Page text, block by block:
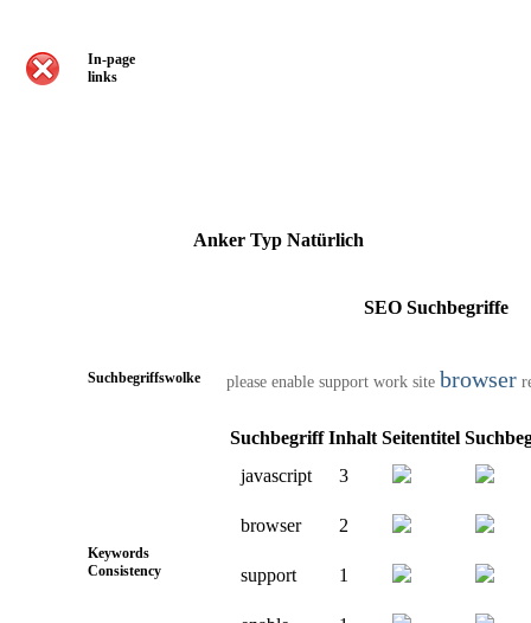
In-page
links
Anker Typ Natürlich
SEO Suchbegriffe
Suchbegriffswolke please enable support work site browser
Keywords
Consistency
Suchbegriff Inhalt Seitentitel
javascript
3
browser 2
support 1